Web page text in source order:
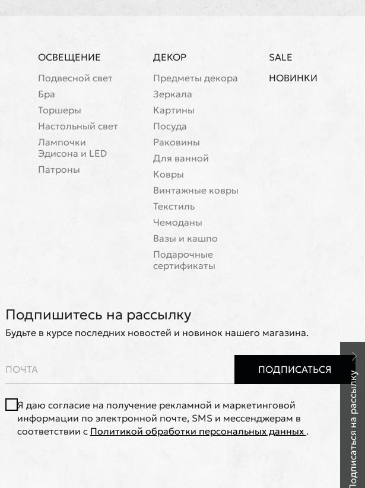
ОСВЕЩЕНИЕ
Подвесной свет
Бра
Торшеры
Настольный свет
Лампочки
Эдисона и LED
Патроны
ДЕКОР
Предметы декора
Зеркала
Картины
Посуда
Раковины
Для ванной
Ковры
Винтажные ковры
Текстиль
Чемоданы
Вазы и кашпо
Подарочные
сертификаты
SALE
НОВИНКИ
Подпишитесь на рассылку
Будьте в курсе последних новостей и новинок нашего магазина.
ПОДПИСАТЬСЯ
Я даю согласие на получение рекламной и маркетинговой
информации по электронной почте, SMS и мессенджерам в
соответствии с Политикой обработки персональных данных . Подписаться на рассылку